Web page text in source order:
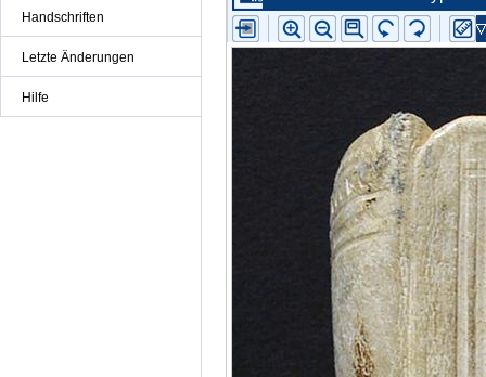
Handschriften
Letzte Änderungen
Hilfe